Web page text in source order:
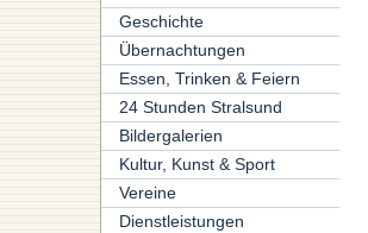
Geschichte
Übernachtungen
Essen, Trinken & Feiern
24 Stunden Stralsund
Bildergalerien
Kultur, Kunst & Sport
Vereine
Dienstleistungen